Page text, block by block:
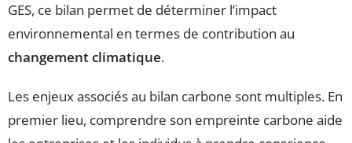
GES, ce bilan permet de déterminer l’impact
environnemental en termes de contribution au
changement climatique.
Les enjeux associés au bilan carbone sont multiples. En
premier lieu, comprendre son empreinte carbone aide